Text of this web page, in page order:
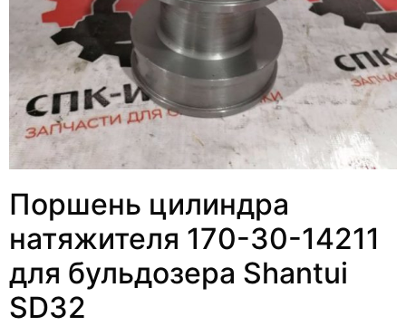
Поршень цилиндра
натяжителя 170-30-14211
для бульдозера Shantui
SD32